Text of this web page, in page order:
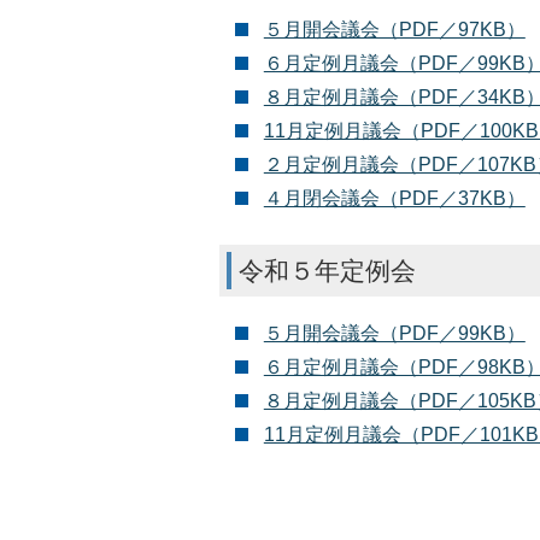
５月開会議会（PDF／97KB）
６月定例月議会（PDF／99KB）
８月定例月議会（PDF／34KB）
11月定例月議会（PDF／100KB
２月定例月議会（PDF／107KB
４月閉会議会（PDF／37KB）
令和５年定例会
５月開会議会（PDF／99KB）
６月定例月議会（PDF／98KB）
８月定例月議会（PDF／105KB
11月定例月議会（PDF／101KB